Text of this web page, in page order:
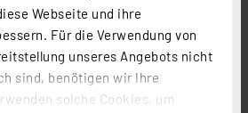
Webseite und ihre
Für die Verwendung von
unseres Angebots nicht
sind, benötigen wir Ihre
solche Cookies, um
inkl. MwSt.
Informationen zu Versandkosten